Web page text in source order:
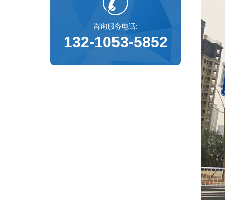
咨询服务电话:
132-1053-5852